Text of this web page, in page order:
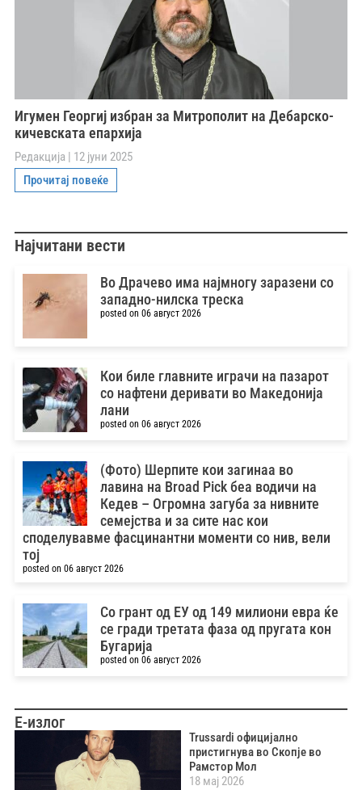
Игумен Георгиј избран за Митрополит на Дебарско-
кичевската епархија
Редакција
12 јуни 2025
Прочитај повеќе
Најчитани вести
Во Драчево има најмногу заразени со
западно-нилска треска
posted on 06 август 2026
Кои биле главните играчи на пазарот
со нафтени деривати во Македонија
лани
posted on 06 август 2026
(Фото) Шерпите кои загинаа во
лавина на Broad Pick беа водичи на
Кедев – Oгромна загуба за нивните
семејства и за сите нас кои
споделувавме фасцинантни моменти со нив, вели
тој
posted on 06 август 2026
Со грант од ЕУ од 149 милиони евра ќе
се гради третата фаза од пругата кон
Бугарија
posted on 06 август 2026
Е-излог
Trussardi официјално
пристигнува во Скопје во
Рамстор Мол
18 мај 2026